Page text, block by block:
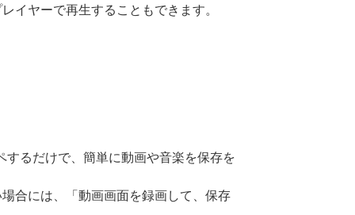
イヤーで再生することもできます。
るだけで、簡単に動画や音楽を保存を
合には、「動画画面を録画して、保存